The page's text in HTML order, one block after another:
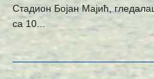
Стадион Бојан Мајић,
са 10...